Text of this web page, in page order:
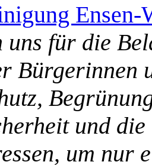
Ensen-
uns für die
Bürgerinnen
und
um nur